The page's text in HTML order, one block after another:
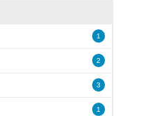
1
2
3
1